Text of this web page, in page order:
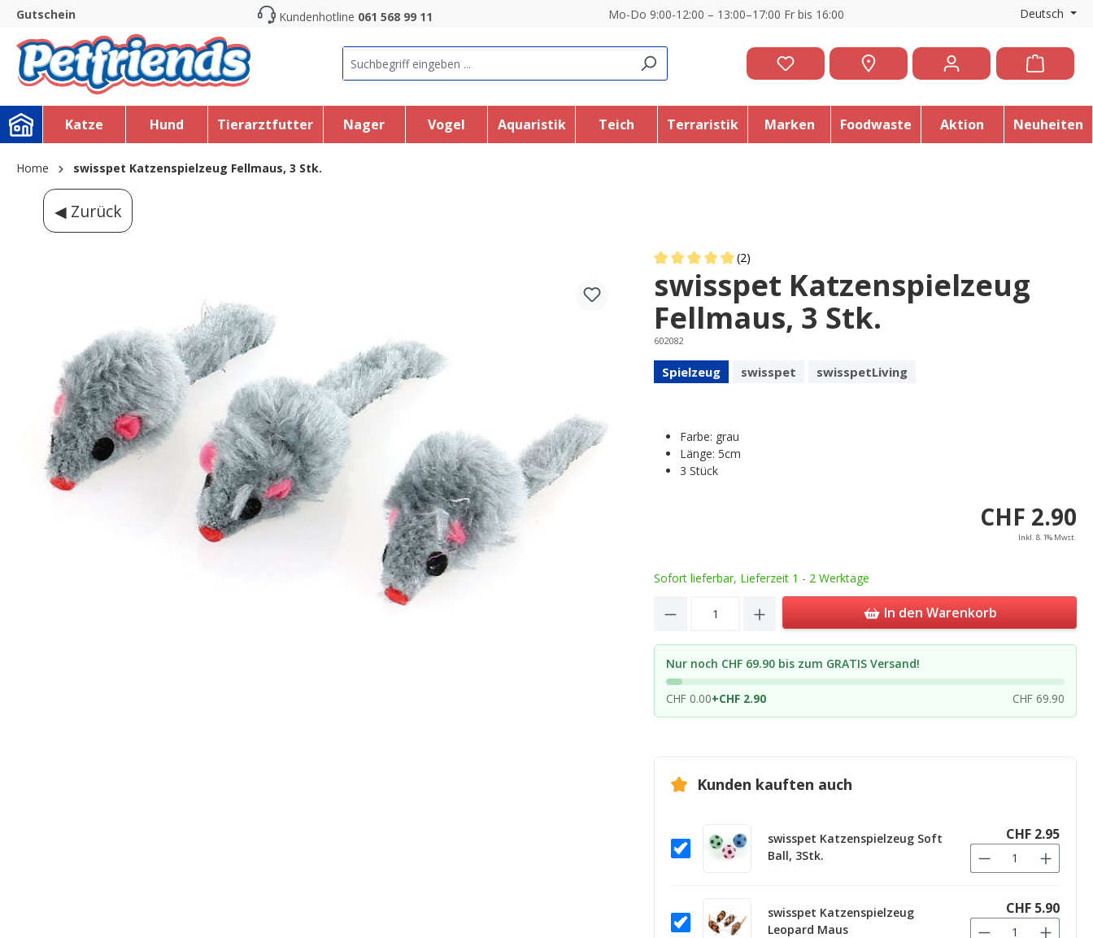
Skip to main navigation
Gutschein Kundenhotline 061 568 99 11 Mo-Do 9:00-12:00 – 13:00–17:00 Fr bis 16:00 Deutsch
Katze Hund Tierarztfutter Nager Vogel Aquaristik Teich Terraristik Marken Foodwaste Aktion Neuheiten
Home swisspet Katzenspielzeug Fellmaus, 3 Stk.
◀ Zurück
Average rating of 5 out of 5 stars
(2)
swisspet Katzenspielzeug
Fellmaus, 3 Stk.
602082
Spielzeug swisspet swisspetLiving
Farbe: grau
Länge: 5cm
3 Stück
CHF 2.90
Inkl. 8.1% Mwst.
Sofort lieferbar, Lieferzeit 1 - 2 Werktage
Product Quantity: Enter the desired amount
In den Warenkorb
Nur noch CHF 69.90 bis zum GRATIS Versand!
CHF 0.00+CHF 2.90 CHF 69.90
Kunden kauften auch
swisspet Katzenspielzeug Soft
Ball, 3Stk.
CHF 2.95
swisspet Katzenspielzeug
Leopard Maus
CHF 5.90